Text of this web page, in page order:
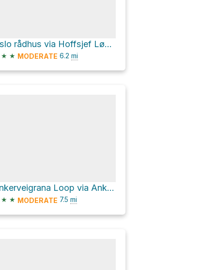
Oslo rådhus via Hoffsjef Løvenskiolds vei
★ ★ MODERATE 6.2 mi
Ankerveigrana Loop via Ankerveien
★ ★ MODERATE 7.5 mi